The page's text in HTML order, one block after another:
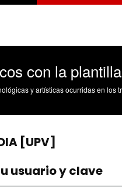
con la
y artísticas ocurridas en los